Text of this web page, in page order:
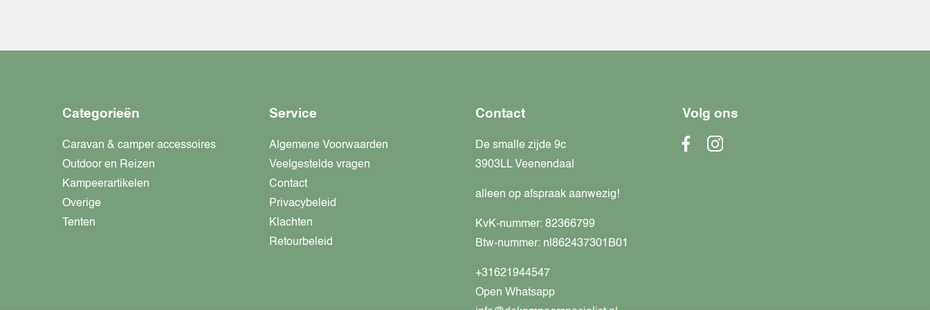
Categorieën
Caravan & camper accessoires
Outdoor en Reizen
Kampeerartikelen
Overige
Tenten
Service
Algemene Voorwaarden
Veelgestelde vragen
Contact
Privacybeleid
Klachten
Retourbeleid
Contact
De smalle zijde 9c
3903LL Veenendaal
alleen op afspraak aanwezig!
KvK-nummer: 82366799
Btw-nummer: nl862437301B01
+31621944547
Open Whatsapp
Volg ons